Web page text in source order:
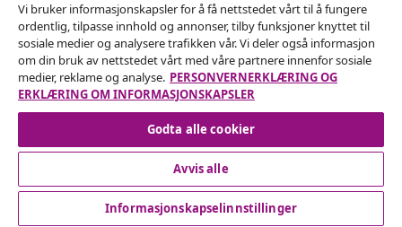
Oppdag mer
© 2008-2026 vidaXL www.vidaxl.no er et nettsted av vidaXL
Marketplace International B.V.
Vi bruker informasjonskapsler for å få nettstedet vårt til å fungere
ordentlig, tilpasse innhold og annonser, tilby funksjoner knyttet til
sosiale medier og analysere trafikken vår. Vi deler også informasjon
om din bruk av nettstedet vårt med våre partnere innenfor sosiale
medier, reklame og analyse. PERSONVERNERKLÆRING OG
ERKLÆRING OM INFORMASJONSKAPSLER
Godta alle cookier
Avvis alle
Informasjonskapselinnstillinger